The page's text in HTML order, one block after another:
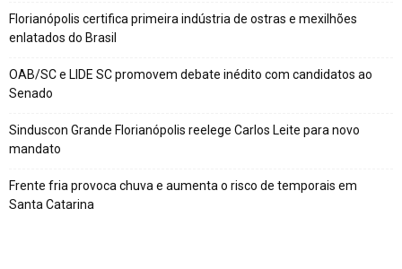
Florianópolis certifica primeira indústria de ostras e mexilhões
enlatados do Brasil
OAB/SC e LIDE SC promovem debate inédito com candidatos ao
Senado
Sinduscon Grande Florianópolis reelege Carlos Leite para novo
mandato
Frente fria provoca chuva e aumenta o risco de temporais em
Santa Catarina